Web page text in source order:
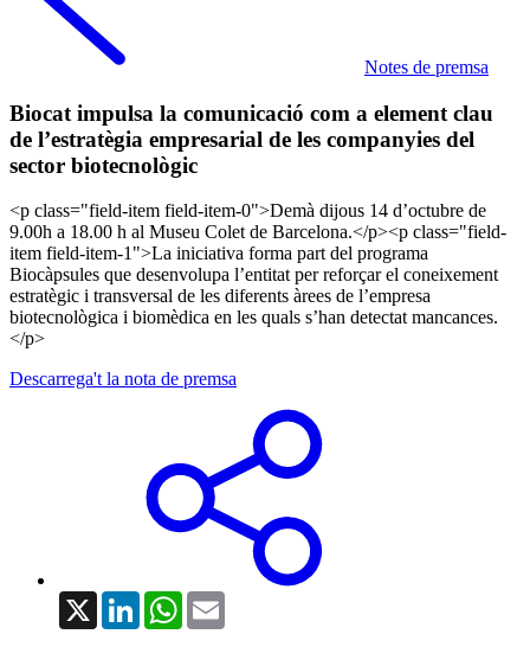
Notes de premsa
Biocat impulsa la comunicació com a element clau
de l’estratègia empresarial de les companyies del
sector biotecnològic
<p class="field-item field-item-0">Demà dijous 14 d’octubre de
9.00h a 18.00 h al Museu Colet de Barcelona.</p><p class="field-
item field-item-1">La iniciativa forma part del programa
Biocàpsules que desenvolupa l’entitat per reforçar el coneixement
estratègic i transversal de les diferents àrees de l’empresa
biotecnològica i biomèdica en les quals s’han detectat mancances.
</p>
Descarrega't la nota de premsa
X LinkedInWhatsApp